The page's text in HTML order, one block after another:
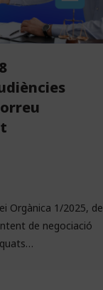
Orgànica 1/2025, de
de negociació